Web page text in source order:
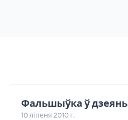
Фальшыўка ў
10 ліпеня 2010 г.